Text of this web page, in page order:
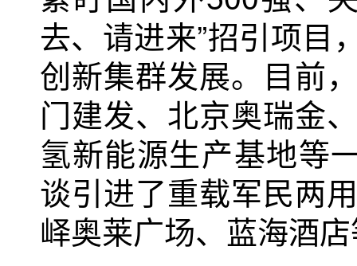
去、请进来”招引项目
创新集群发展。目前
门建发、北京奥瑞金
氢新能源生产基地等
谈引进了重载军民两
峄奥莱广场、蓝海酒